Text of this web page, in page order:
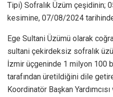
Tipi) Sofralık Üzüm çeşidinin;
kesimine, 07/08/2024
Ege Sultani Üzümü olarak
sultani çekirdeksiz sofralık
İzmir üçgeninde 1 milyon 100
tarafından üretildiğini dile
Koordinatör Başkan